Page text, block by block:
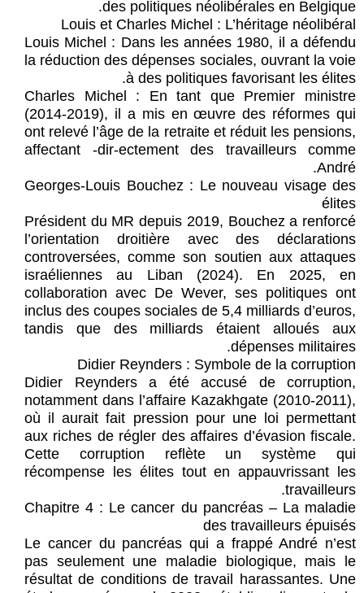
des politiques néolibérales en Belgique.
Louis et Charles Michel : L’héritage néolibéral
Louis Michel : Dans les années 1980, il a défendu
la réduction des dépenses sociales, ouvrant la voie
à des politiques favorisant les élites.
Charles Michel : En tant que Premier ministre
(2014-2019), il a mis en œuvre des réformes qui
ont relevé l’âge de la retraite et réduit les pensions,
affectant -dir-ectement des travailleurs comme
André.
Georges-Louis Bouchez : Le nouveau visage des
élites
Président du MR depuis 2019, Bouchez a renforcé
l’orientation droitière avec des déclarations
controversées, comme son soutien aux attaques
israéliennes au Liban (2024). En 2025, en
collaboration avec De Wever, ses politiques ont
inclus des coupes sociales de 5,4 milliards d’euros,
tandis que des milliards étaient alloués aux
dépenses militaires.
Didier Reynders : Symbole de la corruption
Didier Reynders a été accusé de corruption,
notamment dans l’affaire Kazakhgate (2010-2011),
où il aurait fait pression pour une loi permettant
aux riches de régler des affaires d’évasion fiscale.
Cette corruption reflète un système qui
récompense les élites tout en appauvrissant les
travailleurs.
Chapitre 4 : Le cancer du pancréas – La maladie
des travailleurs épuisés
Le cancer du pancréas qui a frappé André n’est
pas seulement une maladie biologique, mais le
résultat de conditions de travail harassantes. Une